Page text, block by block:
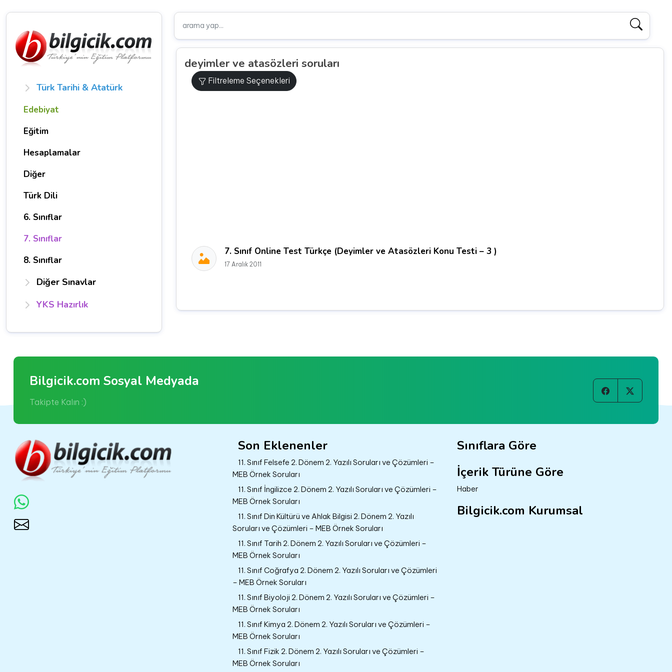
Türk Tarihi & Atatürk
Edebiyat
Eğitim
Hesaplamalar
Diğer
Türk Dili
6. Sınıflar
7. Sınıflar
8. Sınıflar
Diğer Sınavlar
YKS Hazırlık
deyimler ve atasözleri soruları
Filtreleme Seçenekleri
7. Sınıf Online Test Türkçe (Deyimler ve Atasözleri Konu Testi – 3 )
17 Aralık 2011
Bilgicik.com Sosyal Medyada
Takipte Kalın :)
Son Eklenenler
11. Sınıf Felsefe 2. Dönem 2. Yazılı Soruları ve Çözümleri –
MEB Örnek Soruları
11. Sınıf İngilizce 2. Dönem 2. Yazılı Soruları ve Çözümleri –
MEB Örnek Soruları
11. Sınıf Din Kültürü ve Ahlak Bilgisi 2. Dönem 2. Yazılı
Soruları ve Çözümleri – MEB Örnek Soruları
11. Sınıf Tarih 2. Dönem 2. Yazılı Soruları ve Çözümleri –
MEB Örnek Soruları
11. Sınıf Coğrafya 2. Dönem 2. Yazılı Soruları ve Çözümleri
– MEB Örnek Soruları
11. Sınıf Biyoloji 2. Dönem 2. Yazılı Soruları ve Çözümleri –
MEB Örnek Soruları
11. Sınıf Kimya 2. Dönem 2. Yazılı Soruları ve Çözümleri –
MEB Örnek Soruları
11. Sınıf Fizik 2. Dönem 2. Yazılı Soruları ve Çözümleri –
MEB Örnek Soruları
Sınıflara Göre
İçerik Türüne Göre
Haber
Bilgicik.com Kurumsal